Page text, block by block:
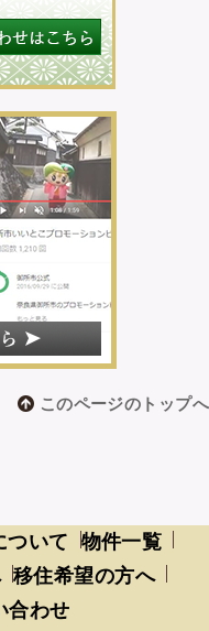
このページのトップへ
ついて
物件一覧
移住希望の方へ
合わせ